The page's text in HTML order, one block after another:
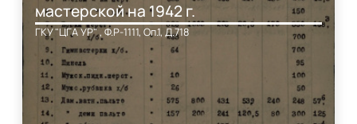
мастерской на 1942 г.
ГКУ "ЦГА УР" , Ф.Р-1111, Оп.1, Д.718